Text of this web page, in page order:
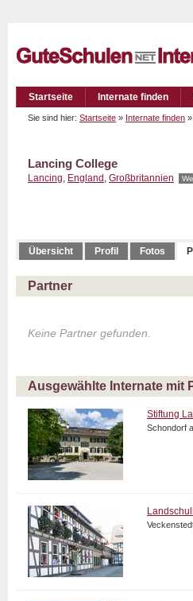
Startseite Internate finden
Sie sind hier: Startseite » Internate finden »
Lancing College
Lancing, England , Großbritannien
Übersicht Profil Fotos
Partner
Keine Partner gefunden.
Ausgewählte Internate mit
Stiftung
Schondorf